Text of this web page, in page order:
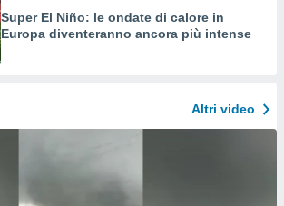
Super El Niño: le ondate di calore in
Europa diventeranno ancora più intense
Altri video